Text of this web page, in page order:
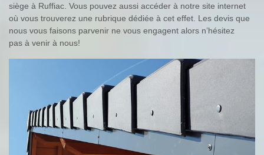
siège à Ruffiac. Vous pouvez aussi accéder à notre site internet
où vous trouverez une rubrique dédiée à cet effet. Les devis que
nous vous faisons parvenir ne vous engagent alors n’hésitez
pas à venir à nous!